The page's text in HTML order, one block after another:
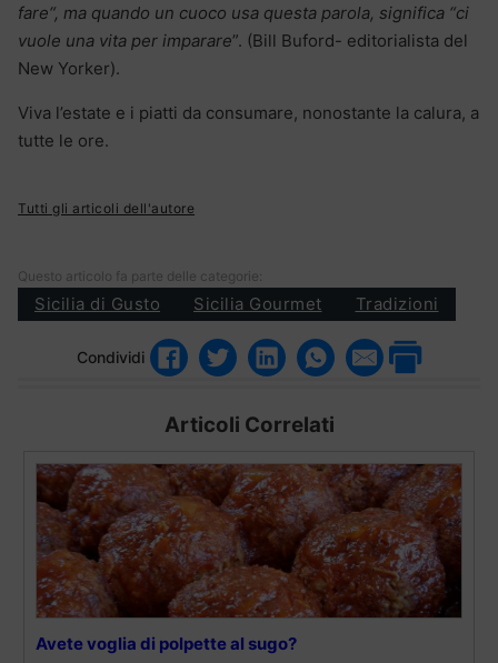
fare“, ma quando un cuoco usa questa parola, significa “ci
vuole una vita per imparare”. (Bill Buford- editorialista del
New Yorker).
Viva l’estate e i piatti da consumare, nonostante la calura, a
tutte le ore.
Tutti gli articoli dell'autore
Questo articolo fa parte delle categorie:
Sicilia di Gusto Sicilia Gourmet Tradizioni
Condividi
Articoli Correlati
Avete voglia di polpette al sugo?